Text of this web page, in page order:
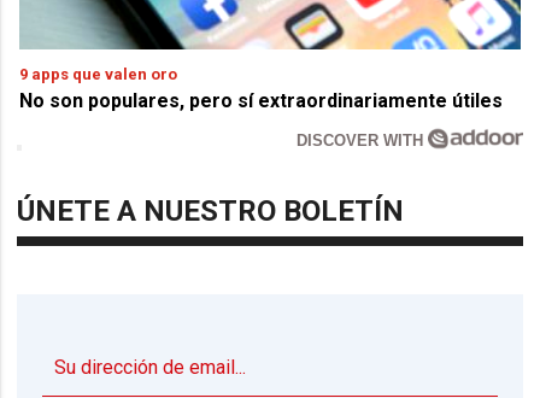
9 apps que valen oro
No son populares, pero sí extraordinariamente útiles
DISCOVER WITH
ÚNETE A NUESTRO BOLETÍN